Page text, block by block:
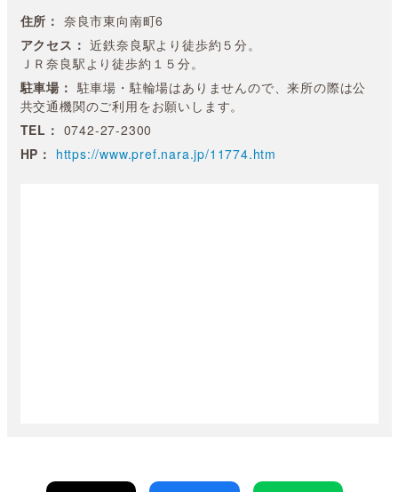
住所： 奈良市東向南町6
アクセス： 近鉄奈良駅より徒歩約５分。
ＪＲ奈良駅より徒歩約１５分。
駐車場： 駐車場・駐輪場はありませんので、来所の際は公
共交通機関のご利用をお願いします。
TEL： 0742-27-2300
HP： https://www.pref.nara.jp/11774.htm